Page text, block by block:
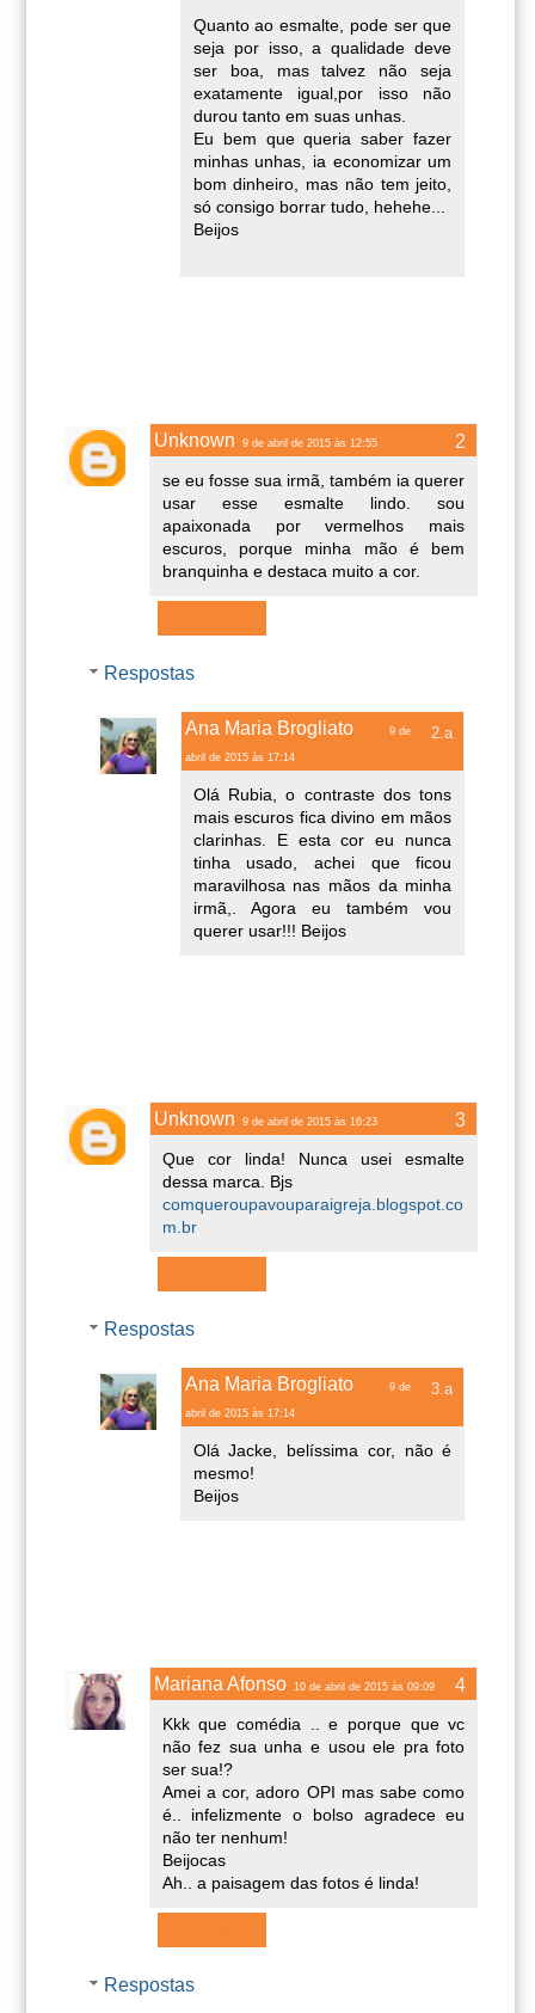
Quanto ao esmalte, pode ser que
seja por isso, a qualidade deve
ser boa, mas talvez não seja
exatamente igual,por isso não
durou tanto em suas unhas.
Eu bem que queria saber fazer
minhas unhas, ia economizar um
bom dinheiro, mas não tem jeito,
só consigo borrar tudo, hehehe...
Beijos
Unknown 9 de abril de 2015 às 12:55
se eu fosse sua irmã, também ia querer
usar esse esmalte lindo. sou
apaixonada por vermelhos mais
escuros, porque minha mão é bem
branquinha e destaca muito a cor.
Respostas
Ana Maria Brogliato 9 de
abril de 2015 às 17:14
Olá Rubia, o contraste dos tons
mais escuros fica divino em mãos
clarinhas. E esta cor eu nunca
tinha usado, achei que ficou
maravilhosa nas mãos da minha
irmã,. Agora eu também vou
querer usar!!! Beijos
Unknown 9 de abril de 2015 às 16:23
Que cor linda! Nunca usei esmalte
dessa marca. Bjs
comqueroupavouparaigreja.blogspot.co
m.br
Respostas
Ana Maria Brogliato 9 de
abril de 2015 às 17:14
Olá Jacke, belíssima cor, não é
mesmo!
Beijos
Mariana Afonso 10 de abril de 2015 às 09:09
Kkk que comédia .. e porque que vc
não fez sua unha e usou ele pra foto
ser sua!?
Amei a cor, adoro OPI mas sabe como
é.. infelizmente o bolso agradece eu
não ter nenhum!
Beijocas
Ah.. a paisagem das fotos é linda!
Respostas